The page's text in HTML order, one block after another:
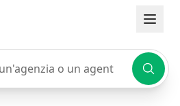
o un agente